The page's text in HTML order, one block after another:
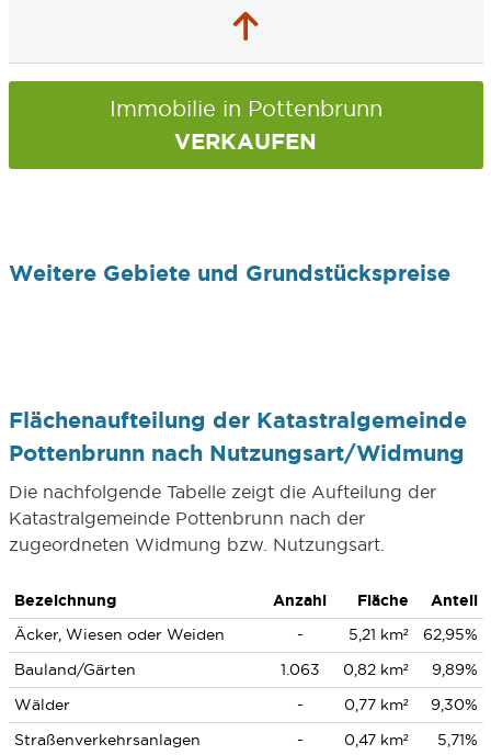
Immobilie in Pottenbrunn
VERKAUFEN
Weitere Gebiete und Grundstückspreise
Flächenaufteilung der Katastralgemeinde
Pottenbrunn nach Nutzungsart/Widmung
Die nachfolgende Tabelle zeigt die Aufteilung der
Katastralgemeinde Pottenbrunn nach der
zugeordneten Widmung bzw. Nutzungsart.
Bezeichnung Anzahl Fläche
Anteil
Äcker, Wiesen oder Weiden
- 5,21 km²
62,95%
Bauland/Gärten
1.063 0,82 km²
9,89%
Wälder
- 0,77 km²
9,30%
Straßenverkehrsanlagen
- 0,47 km² 5,71%